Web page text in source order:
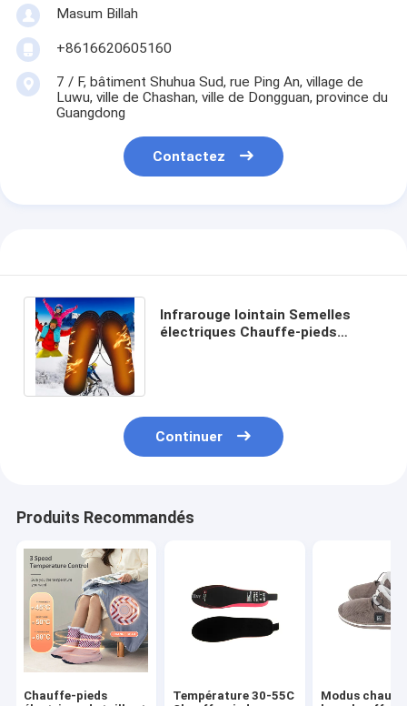
Masum Billah
+8616620605160
7 / F, bâtiment Shuhua Sud, rue Ping An, village de
Luwu, ville de Chashan, ville de Dongguan, province du
Guangdong
Contactez
Infrarouge lointain Semelles
électriques Chauffe-pieds
Continuer
Produits Recommandés
Chauffe-pieds
Température 30-55C
Modus